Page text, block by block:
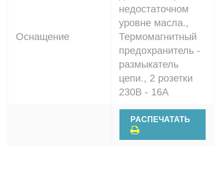
Оснащение
недостаточном
уровне масла.,
Термомагнитный
предохранитель -
размыкатель
цепи., 2 розетки
230В - 16A
РАСПЕЧАТАТЬ